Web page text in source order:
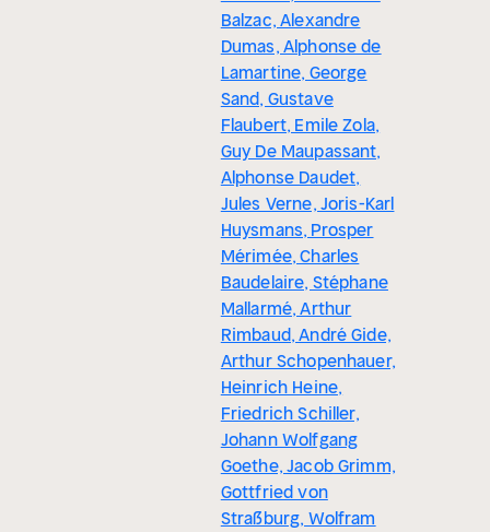
Balzac, Alexandre
Dumas, Alphonse de
Lamartine, George
Sand, Gustave
Flaubert, Emile Zola,
Guy De Maupassant,
Alphonse Daudet,
Jules Verne, Joris-Karl
Huysmans, Prosper
Mérimée, Charles
Baudelaire, Stéphane
Mallarmé, Arthur
Rimbaud, André Gide,
Arthur Schopenhauer,
Heinrich Heine,
Friedrich Schiller,
Johann Wolfgang
Goethe, Jacob Grimm,
Gottfried von
Straßburg, Wolfram